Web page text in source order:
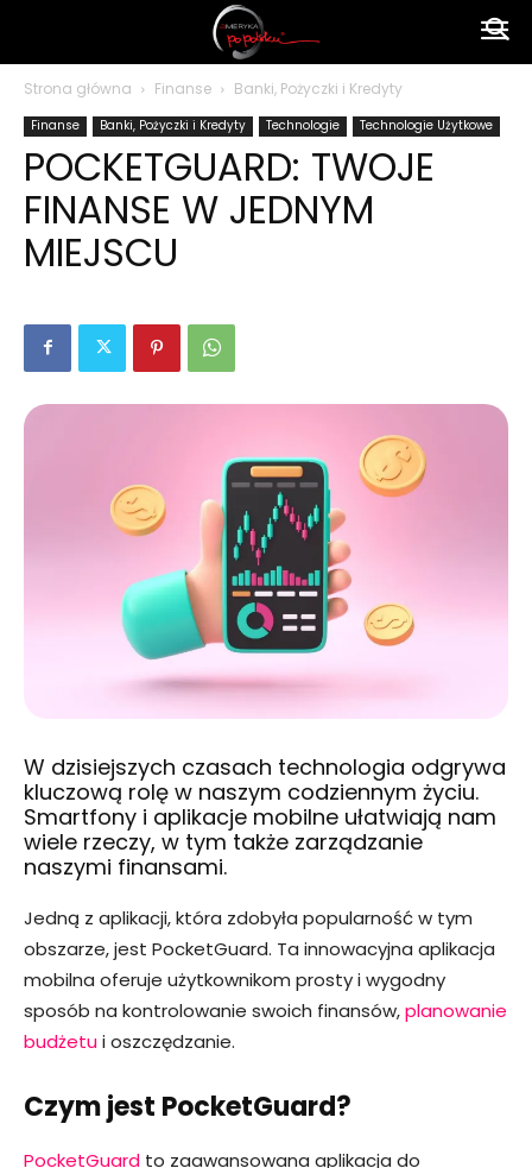
polsku
Strona główna Finanse Banki, Pożyczki i Kredyty
Finanse Banki, Pożyczki i Kredyty Technologie Technologie Użytkowe
POCKETGUARD: TWOJE
FINANSE W JEDNYM
MIEJSCU
W dzisiejszych czasach technologia odgrywa
kluczową rolę w naszym codziennym życiu.
Smartfony i aplikacje mobilne ułatwiają nam
wiele rzeczy, w tym także zarządzanie
naszymi finansami.
Jedną z aplikacji, która zdobyła popularność w tym
obszarze, jest PocketGuard. Ta innowacyjna aplikacja
mobilna oferuje użytkownikom prosty i wygodny
sposób na kontrolowanie swoich finansów,planowanie
budżetui oszczędzanie.
Czym jest PocketGuard?
PocketGuard to zaawansowana aplikacja do